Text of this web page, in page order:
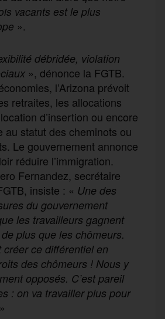
vacants est le plus
».
débridée, violation
», dénonce la FGTB.
l’Arizona prévoit
retraites, les allocations
d’insertion ou encore
au statut des cheminots ou
Le gouvernement annonce
réduire l’immigration.
Fernandez, secrétaire
insiste : « Une des
du gouvernement
les travailleurs gagnent
plus que les chômeurs.
créer ce différentiel en
des chômeurs ! Nous y
opposés. C’est pareil
: on va travailler plus pour